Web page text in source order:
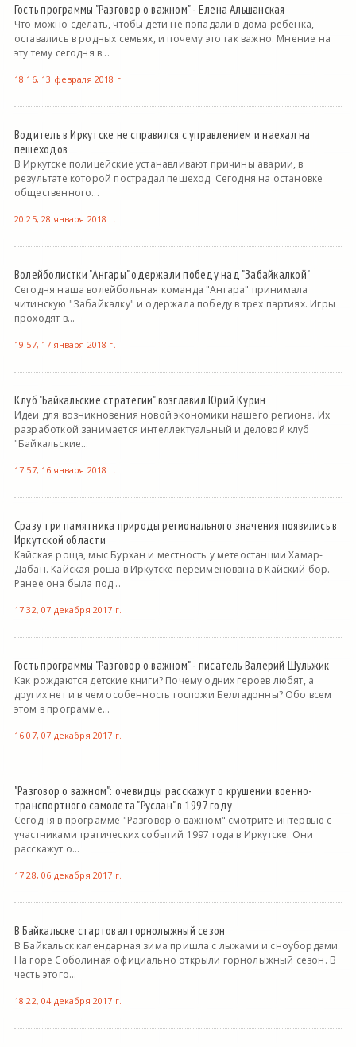
Гость программы "Разговор о важном" - Елена Альшанская
Что можно сделать, чтобы дети не попадали в дома ребенка,
оставались в родных семьях, и почему это так важно. Мнение на
эту тему сегодня в...
18:16, 13 февраля 2018 г.
Водитель в Иркутске не справился с управлением и наехал на
пешеходов
В Иркутске полицейские устанавливают причины аварии, в
результате которой пострадал пешеход. Сегодня на остановке
общественного...
20:25, 28 января 2018 г.
Волейболистки "Ангары" одержали победу над "Забайкалкой"
Сегодня наша волейбольная команда "Ангара" принимала
читинскую "Забайкалку" и одержала победу в трех партиях. Игры
проходят в...
19:57, 17 января 2018 г.
Клуб "Байкальские стратегии" возглавил Юрий Курин
Идеи для возникновения новой экономики нашего региона. Их
разработкой занимается интеллектуальный и деловой клуб
"Байкальские...
17:57, 16 января 2018 г.
Сразу три памятника природы регионального значения появились в
Иркутской области
Кайская роща, мыс Бурхан и местность у метеостанции Хамар-
Дабан. Кайская роща в Иркутске переименована в Кайский бор.
Ранее она была под...
17:32, 07 декабря 2017 г.
Гость программы "Разговор о важном" - писатель Валерий Шульжик
Как рождаются детские книги? Почему одних героев любят, а
других нет и в чем особенность госпожи Белладонны? Обо всем
этом в программе...
16:07, 07 декабря 2017 г.
"Разговор о важном": очевидцы расскажут о крушении военно-
транспортного самолета "Руслан" в 1997 году
Сегодня в программе "Разговор о важном" смотрите интервью с
участниками трагических событий 1997 года в Иркутске. Они
расскажут о...
17:28, 06 декабря 2017 г.
В Байкальске стартовал горнолыжный сезон
В Байкальск календарная зима пришла с лыжами и сноубордами.
На горе Соболиная официально открыли горнолыжный сезон. В
честь этого...
18:22, 04 декабря 2017 г.